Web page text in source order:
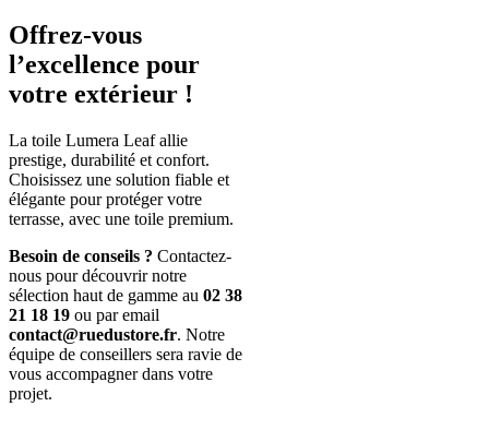
Offrez-vous
l’excellence pour
votre extérieur !
La toile Lumera Leaf allie
prestige, durabilité et confort.
Choisissez une solution fiable et
élégante pour protéger votre
terrasse, avec une toile premium.
Besoin de conseils ? Contactez-
nous pour découvrir notre
sélection haut de gamme au 02 38
21 18 19 ou par email
contact@ruedustore.fr. Notre
équipe de conseillers sera ravie de
vous accompagner dans votre
projet.